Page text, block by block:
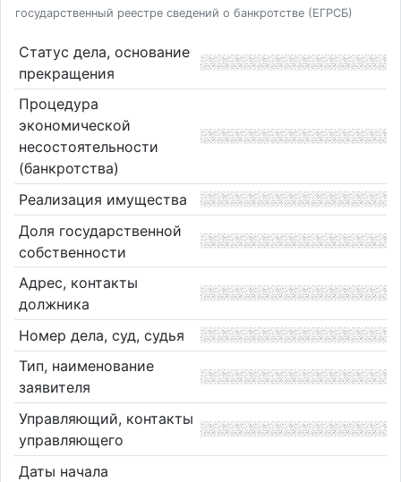
государственный реестре сведений о банкротстве (ЕГРСБ)
Статус дела, основание
прекращения
Процедура
экономической
несостоятельности
(банкротства)
Реализация имущества
Доля государственной
собственности
Адрес, контакты
должника
Номер дела, суд, судья
Тип, наименование
заявителя
Управляющий, контакты
управляющего
Даты начала